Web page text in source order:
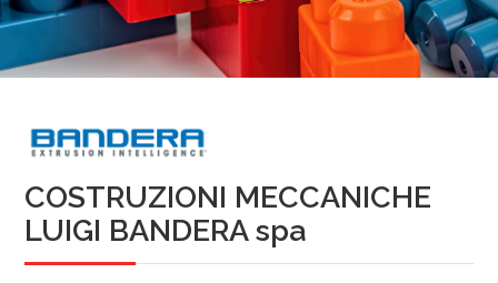
COSTRUZIONI MECCANICHE
LUIGI BANDERA spa